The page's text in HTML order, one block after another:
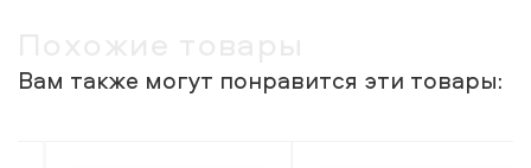
Вам также могут понравится эти товары: